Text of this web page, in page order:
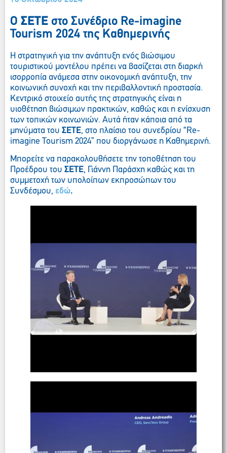
O ΣΕΤΕ στο Συνέδριο Re-imagine
Tourism 2024 της Καθημερινής
Η στρατηγική για την ανάπτυξη ενός βιώσιμου
τουριστικού μοντέλου πρέπει να βασίζεται στη διαρκή
ισορροπία ανάμεσα στην οικονομική ανάπτυξη, την
κοινωνική συνοχή και την περιβαλλοντική προστασία.
Κεντρικό στοιχείο αυτής της στρατηγικής είναι η
υιοθέτηση βιώσιμων πρακτικών, καθώς και η ενίσχυση
των τοπικών κοινωνιών. Αυτά ήταν κάποια από τα
μηνύματα του ΣΕΤΕ, στο πλαίσιο του συνεδρίου “Re-
imagine Tourism 2024” που διοργάνωσε η Καθημερινή.
Μπορείτε να παρακολουθήσετε την τοποθέτηση του
Προέδρου του ΣΕΤΕ, Γιάννη Παράσχη καθώς και τη
συμμετοχή των υπολοίπων εκπροσώπων του
Συνδέσμου, εδώ.